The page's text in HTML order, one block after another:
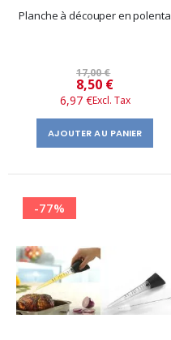
Planche à découper en polenta
17,00 €
Prix
​​
spécial
8,50 €
6,97 €
AJOUTER AU PANIER
-77%